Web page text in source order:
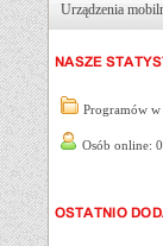
Urządzenia
Programów w
Osób online: